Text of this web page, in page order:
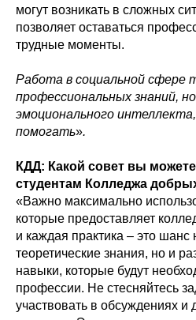
могут возникать в сложных
позволяет оставаться
трудные моменты.
Работа в социальной сфере
профессиональных знаний,
эмоционального
помогать».
КДД: Какой совет вы
студентам Колледжа
«Важно максимально
которые предоставляет
и каждая практика – это шанс
теоретические знания, но и
навыки, которые будут
профессии. Не стесняйтесь
участвовать в обсуждениях и